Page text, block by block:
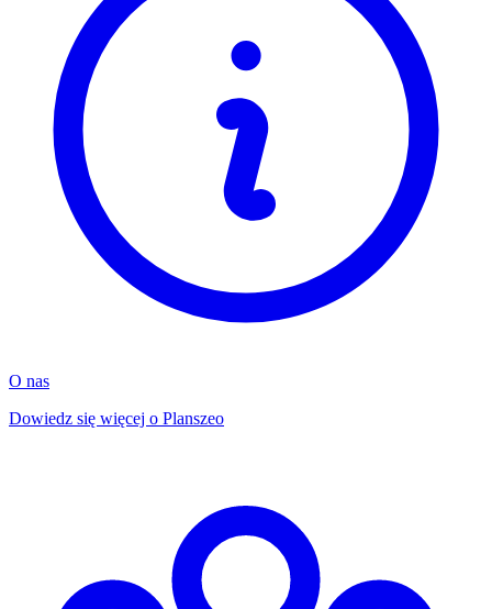
O nas
Dowiedz się więcej o Planszeo